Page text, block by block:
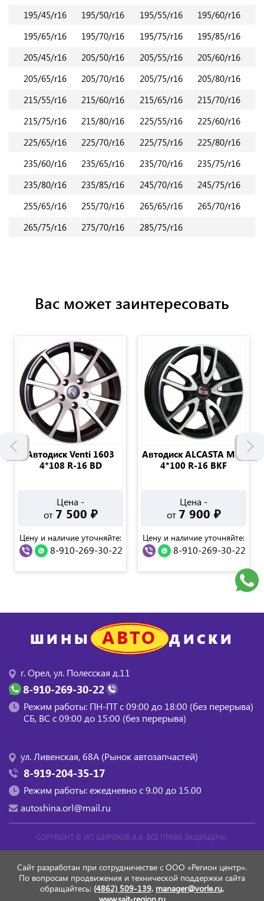
195/45/r16
195/50/r16 195/55/r16
195/60/r16
195/65/r16
195/70/r16 195/75/r16
195/85/r16
205/45/r16
205/50/r16 205/55/r16
205/60/r16
205/65/r16
205/70/r16 205/75/r16
205/80/r16
215/55/r16
215/60/r16 215/65/r16
215/70/r16
215/75/r16
215/80/r16 225/55/r16
225/60/r16
225/65/r16
225/70/r16 225/75/r16
225/80/r16
235/60/r16
235/65/r16 235/70/r16
235/75/r16
235/80/r16
235/85/r16 245/70/r16
245/75/r16
255/65/r16
255/70/r16 265/65/r16
265/70/r16
265/75/r16
275/70/r16 285/75/r16
Вас может заинтересовать
Автодиск Venti 1603
4*108 R-16 BD
Цена -
от 7 500 ₽
Цену и наличие уточняйте:
8-910-269-30-22
Автодиск ALCASTA M57
4*100 R-16 BKF
Цена -
от 7 900 ₽
Цену и наличие уточняйте:
8-910-269-30-22
ШИНЫ АВТО ДИСКИ
г. Орел, ул. Полесская д.11
8-910-269-30-22
Режим работы: ПН-ПТ с 09:00 до 18:00 (без перерыва)
СБ, BC с 09:00 до 15:00 (без перерыва)
ул. Ливенская, 68А (Рынок автозапчастей)
8-919-204-35-17
Режим работы: ежедневно с 9.00 до 15.00
autoshina.orl@mail.ru
COPYRIGHT © ИП ШИРОКОВ А.А. ВСЕ ПРАВА ЗАЩИЩЕНЫ.
Сайт разработан при сотрудничестве с ООО «Регион центр».
По вопросам продвижения и технической поддержки сайта
обращайтесь: (4862) 509-139, manager@vorle.ru,